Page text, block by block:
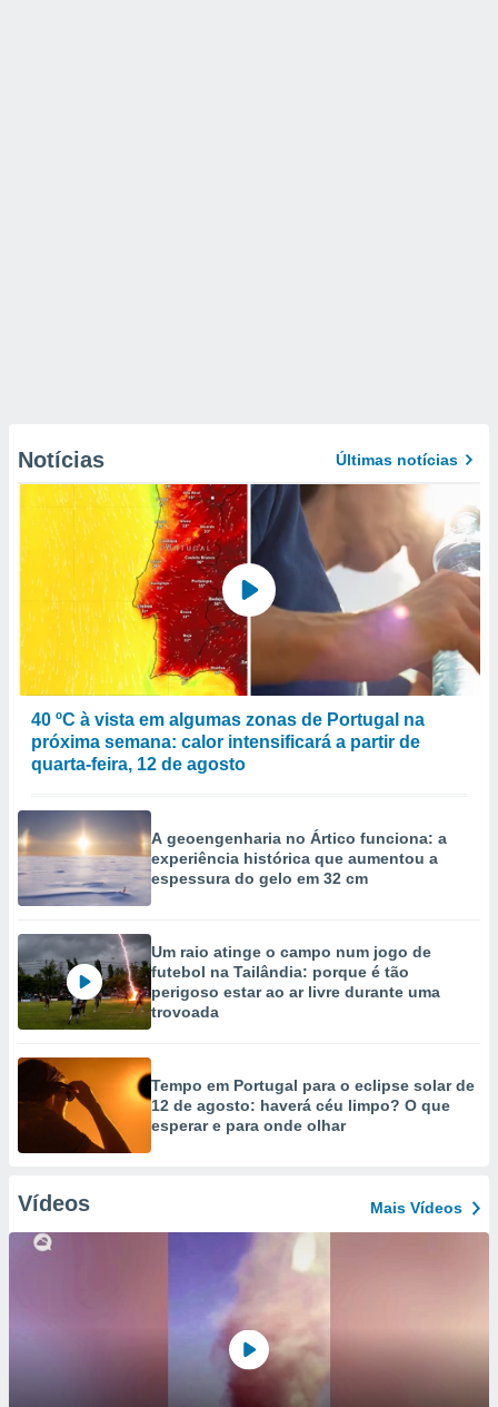
Notícias Últimas notícias
40 ºC à vista em algumas zonas de Portugal na
próxima semana: calor intensificará a partir de
quarta-feira, 12 de agosto
A geoengenharia no Ártico funciona: a
experiência histórica que aumentou a
espessura do gelo em 32 cm
Um raio atinge o campo num jogo de
futebol na Tailândia: porque é tão
perigoso estar ao ar livre durante uma
trovoada
Tempo em Portugal para o eclipse solar de
12 de agosto: haverá céu limpo? O que
esperar e para onde olhar
Vídeos Mais Vídeos